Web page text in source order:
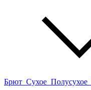
Брют Сухое Полусухое